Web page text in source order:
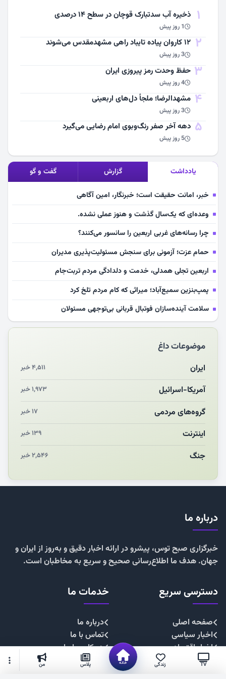
1 ذخیره آب سدتبارک قوچان در سطح ۱۴ درصدی
1 روز پیش
2 ۱۲ کاروان پیاده تایباد راهی مشهدمقدس می‌شوند
3 روز پیش
3 حفظ وحدت رمز پیروزی ایران
4 روز پیش
4 مشهد‌الرضا؛ ملجأ دل‌های اربعینی
3 روز پیش
5 دهه آخر صفر رنگ‌وبوی امام رضایی می‌گیرد
5 روز پیش
یادداشت گزارش گفت و گو
خبر، امانت حقیقت است؛ خبرنگار، امین آگاهی
وعده‌ای که یک‌سال گذشت و هنوز عملی نشده.
چرا رسانه‌های غربی اربعین را سانسور می‌کنند؟
حمام عزت؛ آزمونی برای سنجش مسئولیت‌پذیری مدیران
اربعین تجلی همدلی، خدمت و دلدادگی مردم تربت‌جام
پمپ‌بنزین سمیع‌آباد؛ میراثی که کام مردم تلخ کرد
سلامت آینده‌سازان فوتبال قربانی بی‌توجهی مسئولان
بازخوانی رسانه‌ای اندیشه رهبر شهید
مشهدالرضا آقای شهید ایران را در آغوش کشید
مکن ای صبح طلوع
چرایی «استقبال از آقای ایران»
موضوعات داغ
ایران ۴,۵۱۱ خبر
آمریکا-اسرائیل ۱,۹۷۳ خبر
گروه‌های مردمی ۱۷ خبر
اینترنت ۱۳۹ خبر
جنگ ۲,۵۴۶ خبر
TV زندگی خانه پلاس من
درباره ما
خبرگزاری صبح توس، پیشرو در ارائه اخبار دقیق و به‌روز از ایران و
جهان. هدف ما اطلاع‌رسانی صحیح و سریع به مخاطبان است.
دسترسی سریع
صفحه اصلی
اخبار سیاسی
اخبار اقتصادی
اخبار اجتماعی
خدمات ما
درباره ما
تماس با ما
همکاری با ما
تبلیغات